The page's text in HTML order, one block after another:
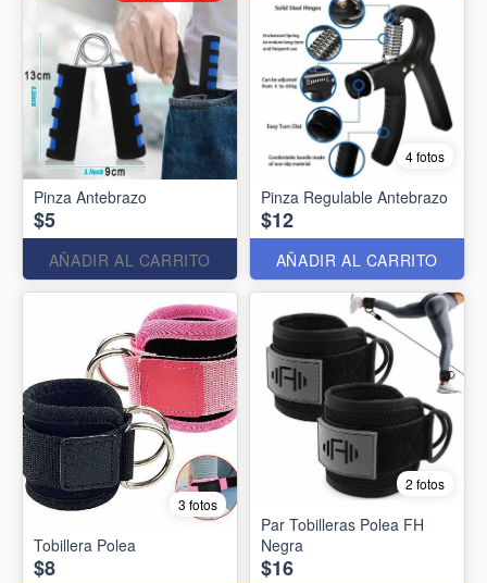
Pinza Antebrazo
$5
AÑADIR AL CARRITO
4 fotos
Pinza Regulable Antebrazo
$12
AÑADIR AL CARRITO
3 fotos
Tobillera Polea
$8
2 fotos
Par Tobilleras Polea FH
Negra
$16